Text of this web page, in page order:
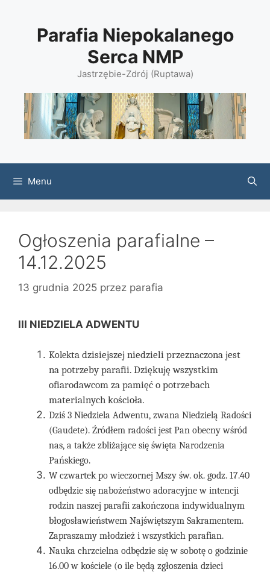
Parafia Niepokalanego
Serca NMP
Jastrzębie-Zdrój (Ruptawa)
Menu
Ogłoszenia parafialne –
14.12.2025
13 grudnia 2025 przez parafia
III NIEDZIELA ADWENTU
Kolekta dzisiejszej niedzieli przeznaczona jest
na potrzebyparafii. Dziękuję wszystkim
ofiarodawcom za pamięć o potrzebach
materialnych kościoła.
Dziś 3 Niedziela Adwentu, zwana Niedzielą Radości
(Gaudete). Źródłem radości jest Pan obecny wśród
nas, a także zbliżające się święta Narodzenia
Pańskiego.
W czwartek po wieczornej Mszy św. ok. godz. 17.40
odbędzie się nabożeństwo adoracyjne w intencji
rodzin naszej parafii zakończona indywidualnym
błogosławieństwem Najświętszym Sakramentem.
Zapraszamy młodzież i wszystkich parafian.
Nauka chrzcielna odbędzie się w sobotę o godzinie
16.00 w kościele (o ile będą zgłoszenia dzieci